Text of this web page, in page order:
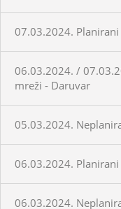
07.03.2024.
06.03.2024. /
mreži - Daruvar
05.03.2024.
06.03.2024.
06.03.2024.